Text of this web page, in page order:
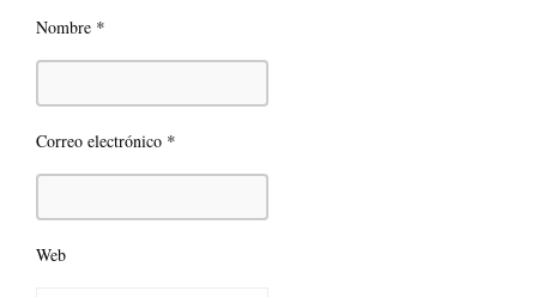
Nombre *
Correo electrónico *
Web